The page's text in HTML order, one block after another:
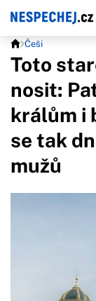
Češi
Toto
nosit:
králům i
se tak
mužů